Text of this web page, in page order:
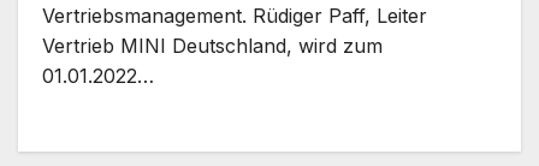
Vertriebsmanagement. Rüdiger Paff, Leiter
Vertrieb MINI Deutschland, wird zum
01.01.2022…